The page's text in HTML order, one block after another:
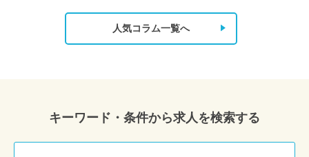
人気コラム一覧へ
キーワード・条件から求人を検索する